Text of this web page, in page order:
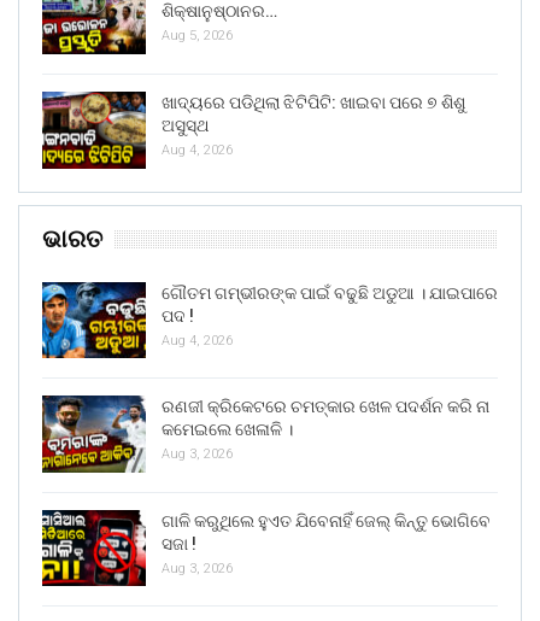
ଶିକ୍ଷାନୁଷ୍ଠାନର…
Aug 5, 2026
ଖାଦ୍ୟରେ ପଡିଥିଲା ଝିଟିପିଟି: ଖାଇବା ପରେ ୭ ଶିଶୁ
ଅସୁସ୍ଥ
Aug 4, 2026
ଭାରତ
ଗୌତମ ଗମ୍ଭୀରଙ୍କ ପାଇଁ ବଢୁଛି ଅଡୁଆ । ଯାଇପାରେ
ପଦ !
Aug 4, 2026
ରଣଜୀ କ୍ରିକେଟରେ ଚମତ୍କାର ଖେଳ ପଦର୍ଶନ କରି ନା
କମେଇଲେ ଖେଳାଳି ।
Aug 3, 2026
ଗାଳି କରୁଥିଲେ ହୁଏତ ଯିବେନାହିଁ ଜେଲ୍ କିନ୍ତୁ ଭୋଗିବେ
ସଜା !
Aug 3, 2026